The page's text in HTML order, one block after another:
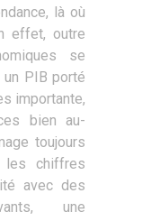
là où
effet, outre
se
PIB porté
importante,
bien au-
toujours
les chiffres
avec des
une